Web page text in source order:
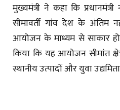
मुख्यमंत्री ने कहा कि
सीमावर्ती गांव देश के अंतिम
आयोजन के माध्यम से साकार हो
किया कि यह आयोजन सीमांत
स्थानीय उत्पादों और युवा